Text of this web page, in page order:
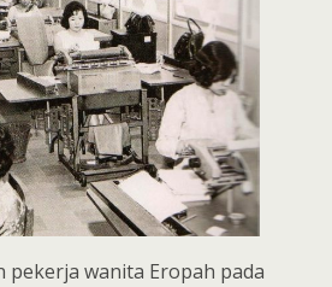
pekerja wanita Eropah pada